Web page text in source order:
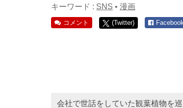
キーワード : SNS • 漫画
コメント (Twitter)
会社で世話をしていた観葉植物を